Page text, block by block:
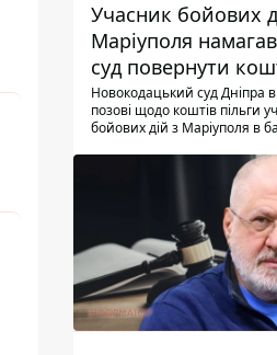
Учасник бойових
Маріуполя
суд повернути
субсидії з рахунку
Ощадбанку - яким
Новокодацький суд Дніпра
позові щодо коштів пільги
бойових дій з Маріуполя в